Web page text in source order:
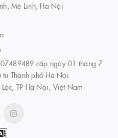
Mê Linh, Hà Nội
cấp ngày 01 tháng 7
Thành phố Hà Nội
TP Hà Nội, Việt Nam